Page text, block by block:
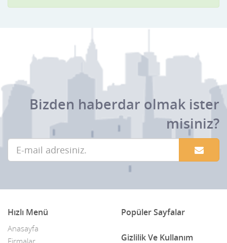
Bizden haberdar olmak ister
misiniz?
Hızlı Menü
Anasayfa
Popüler Sayfalar
Gizlilik Ve Kullanım